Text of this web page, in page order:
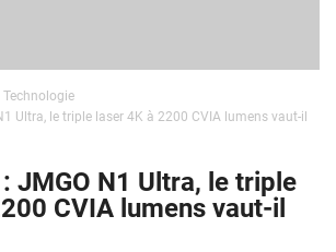
Technologie
Ultra, le triple laser 4K à 2200 CVIA lumens vaut-il
JMGO N1 Ultra, le triple
CVIA lumens vaut-il